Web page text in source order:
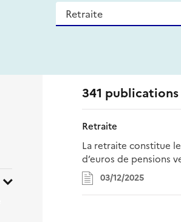
Recherche
341 publications
Retraite
La retraite constitue
d’euros de pensions
03/12/2025